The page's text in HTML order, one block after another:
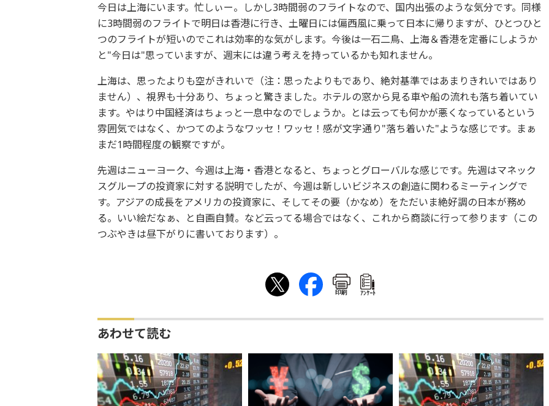
今日は上海にいます。忙しぃー。しかし3時間弱のフライトなので、国内出張のような気分です。同様
に3時間弱のフライトで明日は香港に行き、土曜日には偏西風に乗って日本に帰りますが、ひとつひと
つのフライトが短いのでこれは効率的な気がします。今後は一石二鳥、上海＆香港を定番にしようか
と"今日は"思っていますが、週末には違う考えを持っているかも知れません。
上海は、思ったよりも空がきれいで（注：思ったよりもであり、絶対基準ではあまりきれいではあり
ません）、視界も十分あり、ちょっと驚きました。ホテルの窓から見る車や船の流れも落ち着いてい
ます。やはり中国経済はちょっと一息中なのでしょうか。とは云っても何かが悪くなっているという
雰囲気ではなく、かつてのようなワッセ！ワッセ！感が文字通り"落ち着いた"ような感じです。まぁ
まだ1時間程度の観察ですが。
先週はニューヨーク、今週は上海・香港となると、ちょっとグローバルな感じです。先週はマネック
スグループの投資家に対する説明でしたが、今週は新しいビジネスの創造に関わるミーティングで
す。アジアの成長をアメリカの投資家に、そしてその要（かなめ）をただいま絶好調の日本が務め
る。いい絵だなぁ、と自画自賛。など云ってる場合ではなく、これから商談に行って参ります（この
つぶやきは昼下がりに書いております）。
印刷 ｱﾝｹｰﾄ
あわせて読む